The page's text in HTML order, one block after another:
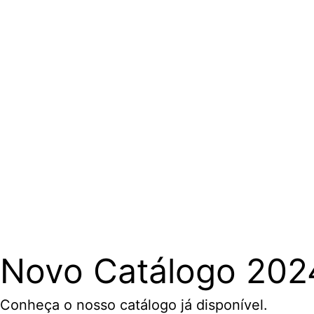
Novo Catálogo
Conheça o nosso catálogo já disponível.